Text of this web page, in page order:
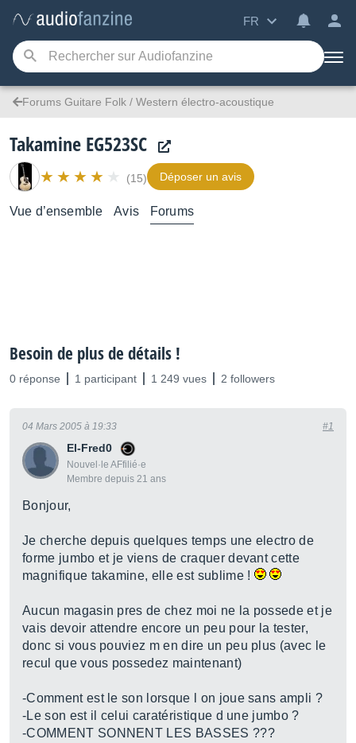
FR
Forums Guitare Folk / Western électro-acoustique
Takamine EG523SC
(15) Déposer un avis
Vue d’ensemble Avis Forums
Besoin de plus de détails !
0 réponse 1 participant 1 249 vues 2 followers
El-Fred0
Nouvel·le AFfilié·e
Membre depuis 21 ans
04 Mars 2005 à 19:33 #1
Bonjour,
Je cherche depuis quelques temps une electro de
forme jumbo et je viens de craquer devant cette
magnifique takamine, elle est sublime !
Aucun magasin pres de chez moi ne la possede et je
vais devoir attendre encore un peu pour la tester,
donc si vous pouviez m en dire un peu plus (avec le
recul que vous possedez maintenant)
-Comment est le son lorsque l on joue sans ampli ?
-Le son est il celui caratéristique d une jumbo ?
-COMMENT SONNENT LES BASSES ???